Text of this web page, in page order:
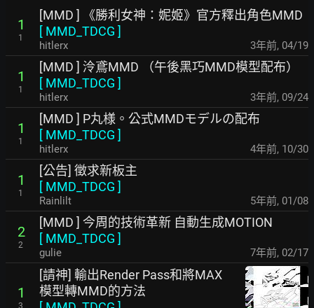
1
1
[MMD ] 《勝利女神：妮姬》官方釋出角色MMD
[ MMD_TDCG ]
hitlerx 3年前, 04/19
1
1
[MMD ] 泠鳶MMD （午後黑巧MMD模型配布）
[ MMD_TDCG ]
hitlerx 3年前, 09/24
1
1
[MMD ] P丸様。公式MMDモデルの配布
[ MMD_TDCG ]
hitlerx 4年前, 10/30
1
1
[公告] 徵求新板主
[ MMD_TDCG ]
Rainlilt 5年前, 01/08
2
2
[MMD ] 今周的技術革新 自動生成MOTION
[ MMD_TDCG ]
gulie 7年前, 02/17
1
3
[請神] 輸出Render Pass和將MAX
模型轉MMD的方法